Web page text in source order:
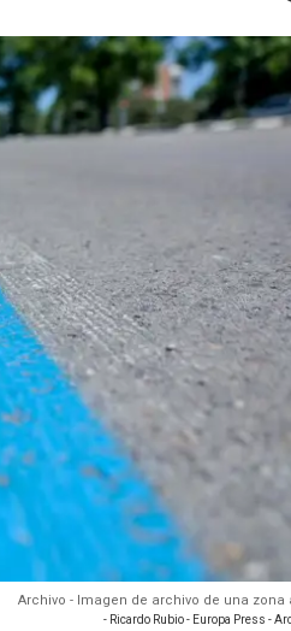
Archivo - Imagen de archivo de una zona
- Ricardo Rubio - Europa Press -